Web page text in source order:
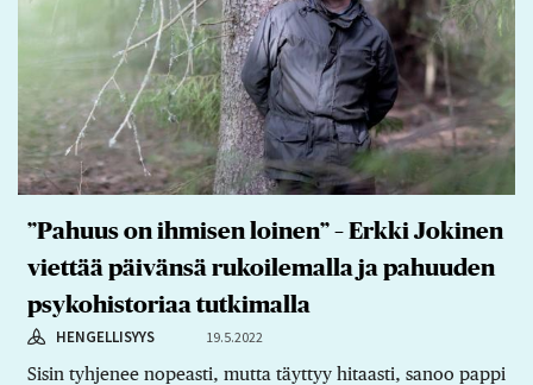
”Pahuus on ihmisen loinen” – Erkki Jokinen
viettää päivänsä rukoilemalla ja pahuuden
psykohistoriaa tutkimalla
HENGELLISYYS 19.5.2022
Sisin tyhjenee nopeasti, mutta täyttyy hitaasti, sanoo pappi